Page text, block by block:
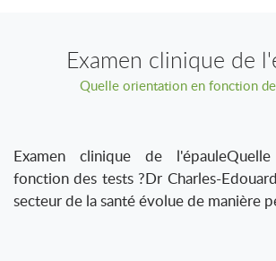
Examen clinique de
Quelle orientation en fonction
Examen clinique de
fonction des tests ?Dr Charles-
secteur de la santé évolue de manière